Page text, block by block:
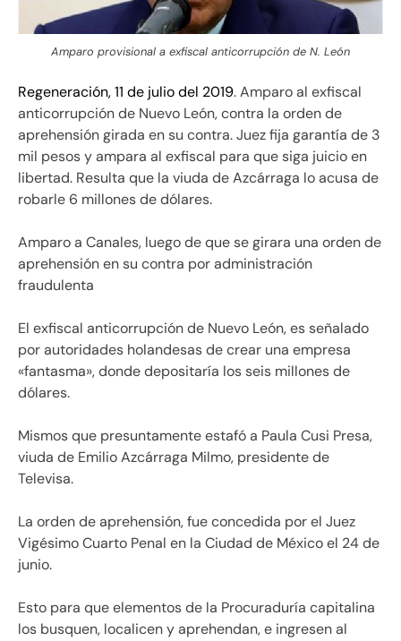
Amparo provisional a exfiscal anticorrupción de N. León
Regeneración, 11 de julio del 2019. Amparo al exfiscal
anticorrupción de Nuevo León, contra la orden de
aprehensión girada en su contra. Juez fija garantía de 3
mil pesos y ampara al exfiscal para que siga juicio en
libertad. Resulta que la viuda de Azcárraga lo acusa de
robarle 6 millones de dólares.
Amparo a Canales, luego de que se girara una orden de
aprehensión en su contra por administración
fraudulenta
El exfiscal anticorrupción de Nuevo León, es señalado
por autoridades holandesas de crear una empresa
«fantasma», donde depositaría los seis millones de
dólares.
Mismos que presuntamente estafó a Paula Cusi Presa,
viuda de Emilio Azcárraga Milmo, presidente de
Televisa.
La orden de aprehensión, fue concedida por el Juez
Vigésimo Cuarto Penal en la Ciudad de México el 24 de
junio.
Esto para que elementos de la Procuraduría capitalina
los busquen, localicen y aprehendan, e ingresen al